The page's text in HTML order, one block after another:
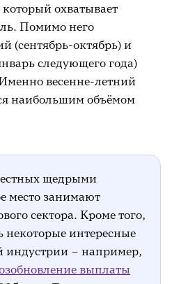
охватывает
Помимо него
(сентябрь-октябрь) и
следующего года)
весенне-летний
наибольшим объёмом
щедрыми
место занимают
сектора. Кроме того,
некоторые интересные
индустрии – например,
выплаты